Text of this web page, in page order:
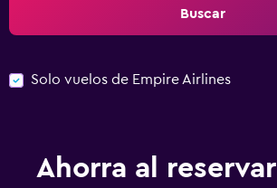
Buscar
Solo vuelos de Empire Airlines
Ahorra al reservar